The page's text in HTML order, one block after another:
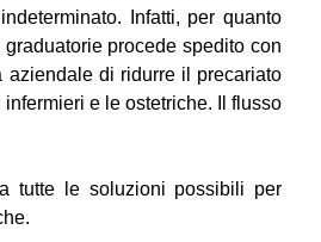
Infatti, per quanto
procede spedito con
aziendale di ridurre il precariato
e le ostetriche. Il flusso
tutte le soluzioni possibili per